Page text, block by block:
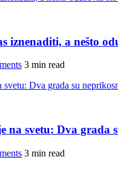
iznenaditi, a nešto
3 min read
svetu: Dva grada
3 min read